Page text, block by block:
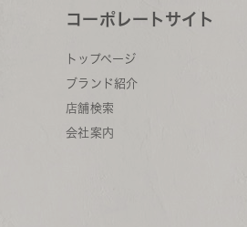
コーポレートサイト
トップページ
ブランド紹介
店舗検索
会社案内